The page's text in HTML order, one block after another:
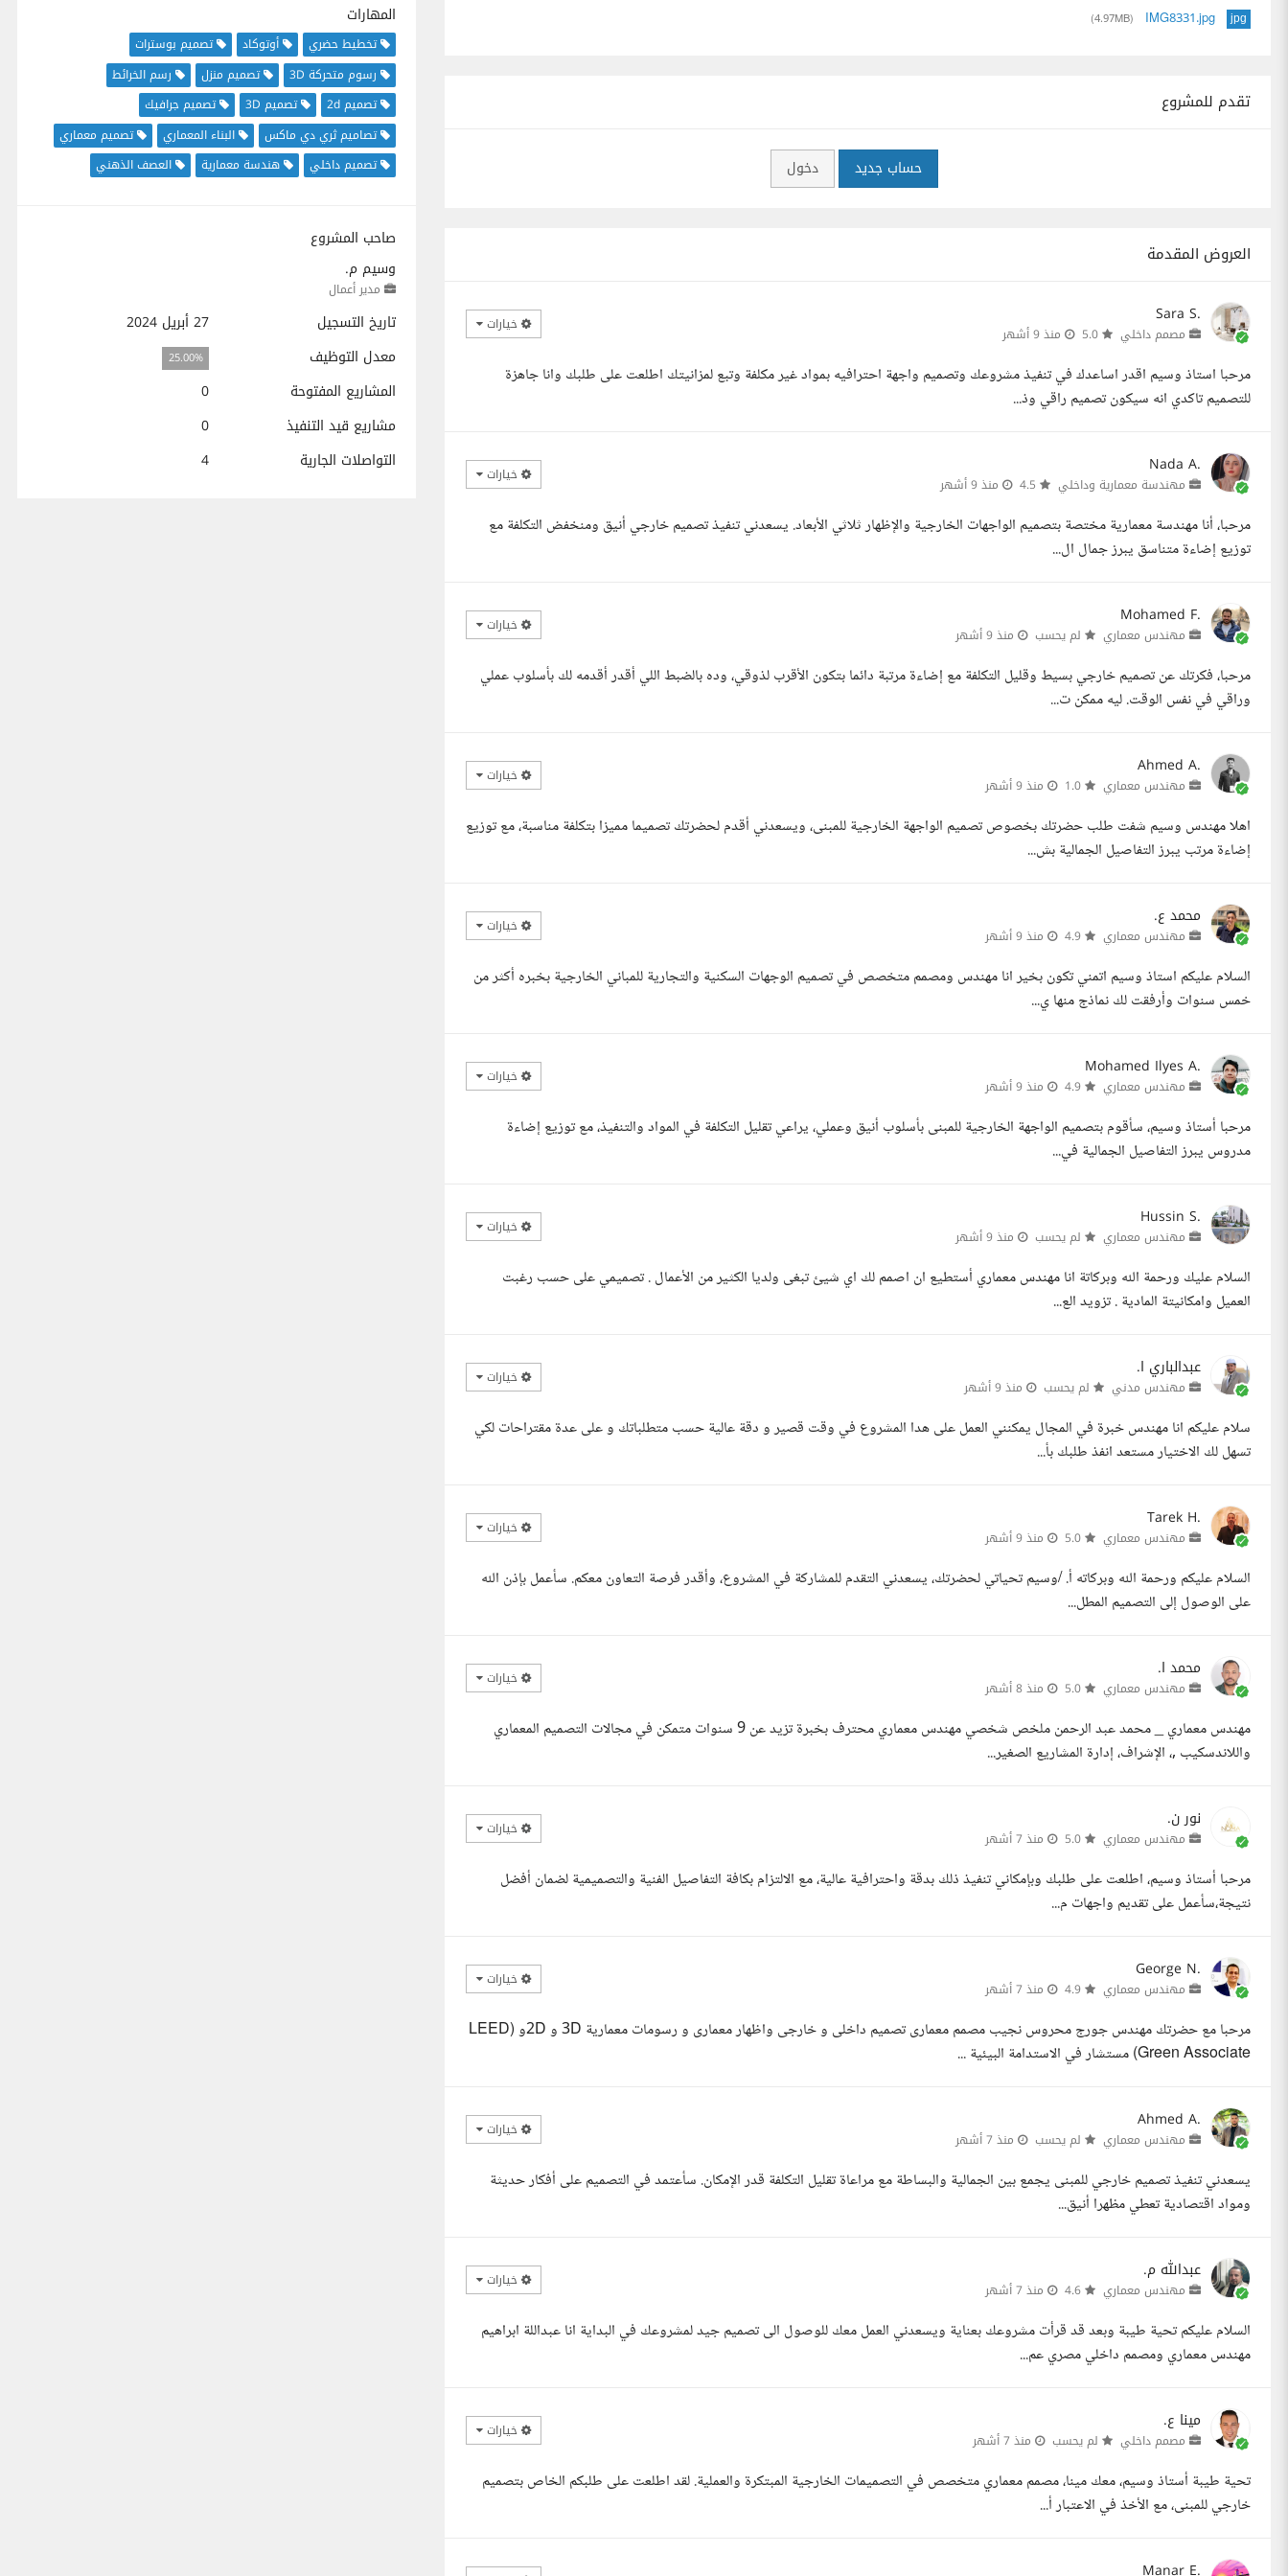
المهارات
تخطيط حضري أوتوكاد
تصميم بوسترات
رسوم متحركة 3D
تصميم منزل
رسم الخرائط
تصميم 2d
تصميم 3D
تصميم جرافيك
تصاميم ثري دي ماكس
البناء المعماري
تصميم معماري
تصميم داخلي
هندسة معمارية العصف الذهني
صاحب المشروع
وسيم م.
مدير أعمال
تاريخ التسجيل
27 أبريل 2024
معدل التوظيف
25.00%
المشاريع المفتوحة
0
مشاريع قيد التنفيذ
0
التواصلات الجارية
4
jpg
IMG8331.jpg
(4.97MB)
تقدم للمشروع
حساب جديد دخول
العروض المقدمة
Sara S.
مصمم داخلي منذ 9 أشهر خيارات
مرحبا استاذ وسيم اقدر اساعدك في تنفيذ مشروعك وتصميم واجهة احترافيه بمواد غير مكلفة وتبع لمزانيتك اطلعت على طلبك وانا جاهزة
للتصميم تاكدي انه سيكون تصميم راقي وذ...
Nada A.
مهندسة معمارية وداخلي منذ 9 أشهر خيارات
مرحبا، أنا مهندسة معمارية مختصة بتصميم الواجهات الخارجية والإظهار ثلاثي الأبعاد. يسعدني تنفيذ تصميم خارجي أنيق ومنخفض التكلفة مع
توزيع إضاءة متناسق يبرز جمال ال...
Mohamed F.
مهندس معماري لم يحسب منذ 9 أشهر خيارات
مرحبا، فكرتك عن تصميم خارجي بسيط وقليل التكلفة مع إضاءة مرتبة دائما بتكون الأقرب لذوقي، وده بالضبط اللي أقدر أقدمه لك بأسلوب عملي
وراقي في نفس الوقت. ليه ممكن ت...
Ahmed A.
مهندس معماري منذ 9 أشهر خيارات
اهلا مهندس وسيم شفت طلب حضرتك بخصوص تصميم الواجهة الخارجية للمبنى، ويسعدني أقدم لحضرتك تصميما مميزا بتكلفة مناسبة، مع توزيع
إضاءة مرتب يبرز التفاصيل الجمالية بش...
محمد ع.
مهندس معماري منذ 9 أشهر خيارات
السلام عليكم استاذ وسيم اتمني تكون بخير انا مهندس ومصمم متخصص في تصميم الوجهات السكنية والتجارية للمباني الخارجية بخبره أكثر من
خمس سنوات وأرفقت لك نماذج منها ي...
Mohamed Ilyes A.
مهندس معماري منذ 9 أشهر خيارات
مرحبا أستاذ وسيم، سأقوم بتصميم الواجهة الخارجية للمبنى بأسلوب أنيق وعملي، يراعي تقليل التكلفة في المواد والتنفيذ، مع توزيع إضاءة
مدروس يبرز التفاصيل الجمالية في...
Hussin S.
مهندس معماري لم يحسب منذ 9 أشهر خيارات
السلام عليك ورحمة الله وبركاتة انا مهندس معماري أستطيع ان اصمم لك اي شيئ تبغى ولديا الكثير من الأعمال . تصميمي على حسب رغبت
العميل وامكانيتة المادية . تزويد الع...
عبدالباري ا.
مهندس مدني لم يحسب منذ 9 أشهر خيارات
سلام عليكم انا مهندس خبرة في المجال يمكنني العمل على هدا المشروع في وقت قصير و دقة عالية حسب متطلباتك و على عدة مقتراحات لكي
تسهل لك الاختيار مستعد انفذ طلبك بأ...
Tarek H.
مهندس معماري منذ 9 أشهر خيارات
السلام عليكم ورحمة الله وبركاته أ. /وسيم تحياتي لحضرتك، يسعدني التقدم للمشاركة في المشروع، وأقدر فرصة التعاون معكم. سأعمل بإذن الله
على الوصول إلى التصميم المطل...
محمد ا.
مهندس معماري منذ 8 أشهر خيارات
مهندس معماري _ محمد عبد الرحمن ملخص شخصي مهندس معماري محترف بخبرة تزيد عن 9 سنوات متمكن في مجالات التصميم المعماري
واللاندسكيب ,، الإشراف، إدارة المشاريع الصغير...
نور ن.
مهندس معماري منذ 7 أشهر خيارات
مرحبا أستاذ وسيم، اطلعت على طلبك وبإمكاني تنفيذ ذلك بدقة واحترافية عالية، مع الالتزام بكافة التفاصيل الفنية والتصميمية لضمان أفضل
نتيجة،سأعمل على تقديم واجهات م...
George N.
مهندس معماري منذ 7 أشهر خيارات
مرحبا مع حضرتك مهندس جورج محروس نجيب مصمم معمارى تصميم داخلى و خارجى واظهار معمارى و رسومات معمارية 3D و 2Dو (LEED
Green Associate) مستشار في الاستدامة البيئية ...
Ahmed A.
مهندس معماري لم يحسب منذ 7 أشهر خيارات
يسعدني تنفيذ تصميم خارجي للمبنى يجمع بين الجمالية والبساطة مع مراعاة تقليل التكلفة قدر الإمكان. سأعتمد في التصميم على أفكار حديثة
ومواد اقتصادية تعطي مظهرا أنيق...
عبدالله م.
مهندس معماري منذ 7 أشهر خيارات
السلام عليكم تحية طيبة وبعد قد قرأت مشروعك بعناية ويسعدني العمل معك للوصول الى تصميم جيد لمشروعك في البداية انا عبداللة ابراهيم
مهندس معماري ومصمم داخلي مصري عم...
مينا ع.
مصمم داخلي لم يحسب منذ 7 أشهر خيارات
تحية طيبة أستاذ وسيم، معك مينا، مصمم معماري متخصص في التصميمات الخارجية المبتكرة والعملية. لقد اطلعت على طلبكم الخاص بتصميم
خارجي للمبنى، مع الأخذ في الاعتبار أ...
Manar E.